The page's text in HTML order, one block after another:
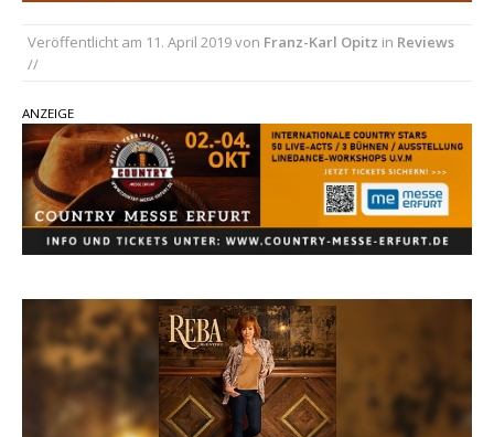
Sommernächte
Ben Gallaher kehrt zu seinen Wurzeln zurück –
„Taylor Gold“ zeigt die Kraft der Akustik
Veröffentlicht am 11. April 2019von Franz-Karl Opitz in Reviews
//
ANZEIGE